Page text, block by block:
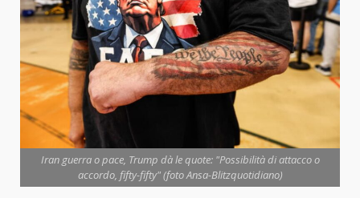
Iran guerra o pace, Trump dà le quote: "Possibilità di attacco o
accordo, fifty-fifty" (foto Ansa-Blitzquotidiano)